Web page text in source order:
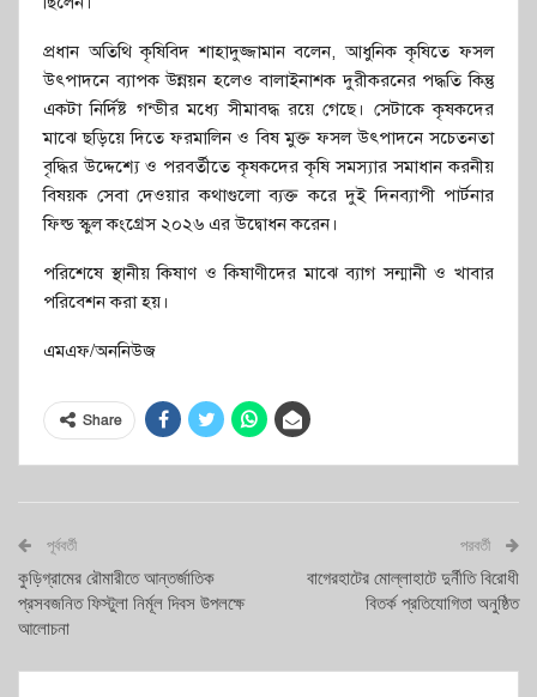
প্রধান অতিথি কৃষিবিদ শাহাদুজ্জামান বলেন, আধুনিক কৃষিতে ফসল
উৎপাদনে ব্যাপক উন্নয়ন হলেও বালাইনাশক দুরীকরনের পদ্ধতি কিন্তু
একটা নির্দিষ্ট গন্ডীর মধ্যে সীমাবদ্ধ রয়ে গেছে। সেটাকে কৃষকদের
মাঝে ছড়িয়ে দিতে ফরমালিন ও বিষ মুক্ত ফসল উৎপাদনে সচেতনতা
বৃদ্ধির উদ্দেশ্যে ও পরবর্তীতে কৃষকদের কৃষি সমস্যার সমাধান করনীয়
বিষয়ক সেবা দেওয়ার কথাগুলো ব্যক্ত করে দুই দিনব্যাপী পার্টনার
ফিল্ড স্কুল কংগ্রেস ২০২৬ এর উদ্বোধন করেন।
পরিশেষে স্থানীয় কিষাণ ও কিষাণীদের মাঝে ব্যাগ সন্মানী ও খাবার
পরিবেশন করা হয়।
এমএফ/অননিউজ
Share
পূর্ববর্তী
কুড়িগ্রামের রৌমারীতে আন্তর্জাতিক
প্রসবজনিত ফিস্টুলা নির্মূল দিবস উপলক্ষে
আলোচনা
পরবর্তী
বাগেরহাটের মোল্লাহাটে দুর্নীতি বিরোধী
বিতর্ক প্রতিযোগিতা অনুষ্ঠিত